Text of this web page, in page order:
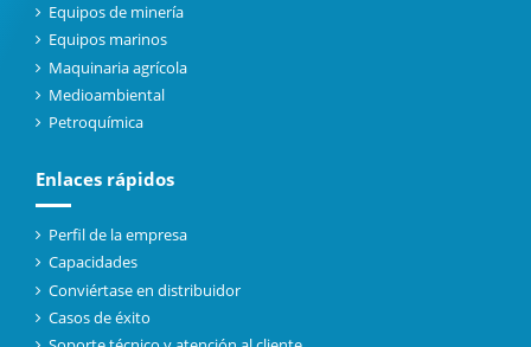
Equipos de minería
Equipos marinos
Maquinaria agrícola
Medioambiental
Petroquímica
Enlaces rápidos
Perfil de la empresa
Capacidades
Conviértase en distribuidor
Casos de éxito